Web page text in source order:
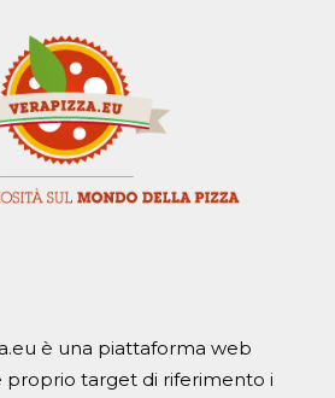
è una piattaforma web
proprio target di riferimento i